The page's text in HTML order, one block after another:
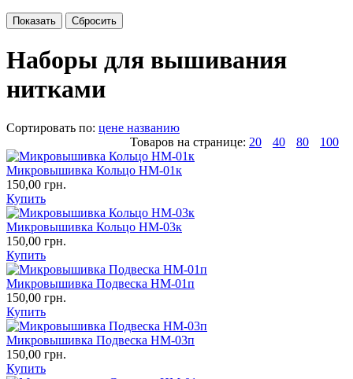
Наборы для вышивания
нитками
Сортировать по: цене названию
Товаров на странице: 20 40 80 100
Микровышивка Кольцо НМ-01к
150,00 грн.
Купить
Микровышивка Кольцо НМ-03к
150,00 грн.
Купить
Микровышивка Подвеска НМ-01п
150,00 грн.
Купить
Микровышивка Подвеска НМ-03п
150,00 грн.
Купить